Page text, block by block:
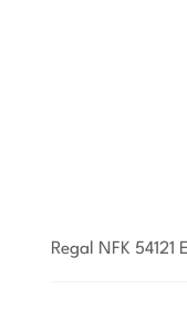
Regal NFK 54121